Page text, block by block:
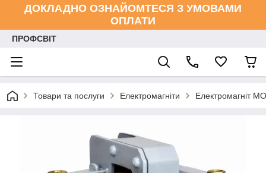
ДОКЛАДНО ОЗНАЙОМТЕСЯ З УМОВАМИ
ОПЛАТИ
ПРОФСВІТ
Товари та послуги Електромагніти Електромагніт